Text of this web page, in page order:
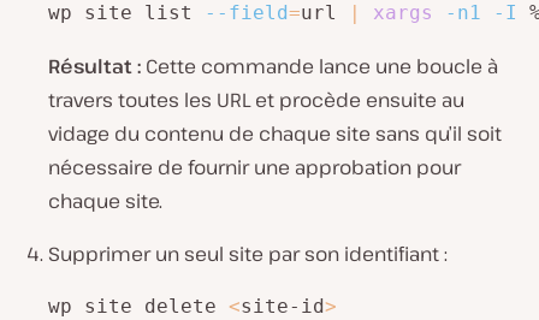
wp site list --field=url | xargs -n1 -I
Résultat : Cette commande lance une boucle à
travers toutes les URL et procède ensuite au
vidage du contenu de chaque site sans qu’il soit
nécessaire de fournir une approbation pour
chaque site.
Supprimer un seul site par son identifiant :
wp site delete <site-id>